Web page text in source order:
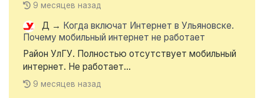
9 месяцев назад
Д → Когда включат Интернет в Ульяновске.
Почему мобильный интернет не работает
Район УлГУ. Полностью отсутствует мобильный
интернет. Не работает...
9 месяцев назад